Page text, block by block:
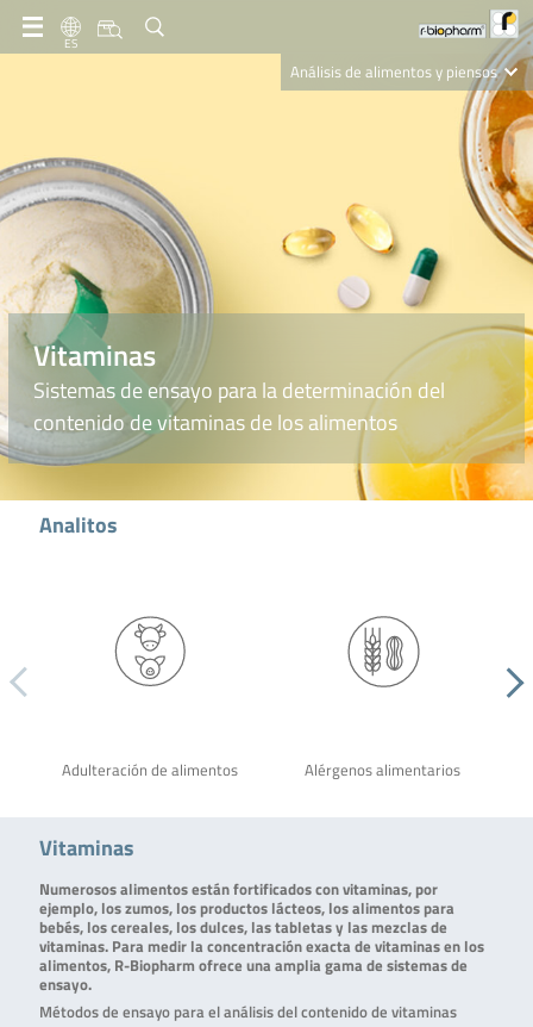
ES
Análisis de alimentos y piensos
Vitaminas
Sistemas de ensayo para la determinación del
contenido de vitaminas de los alimentos
Analitos
Adulteración de alimentos Alérgenos alimentarios
Vitaminas
Numerosos alimentos están fortificados con vitaminas, por
ejemplo, los zumos, los productos lácteos, los alimentos para
bebés, los cereales, los dulces, las tabletas y las mezclas de
vitaminas. Para medir la concentración exacta de vitaminas en los
alimentos, R-Biopharm ofrece una amplia gama de sistemas de
ensayo.
Métodos de ensayo para el análisis del contenido de vitaminas